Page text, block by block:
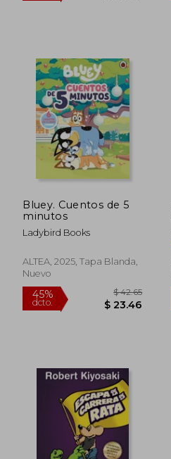
dcto. $ 13.07
Bluey. Cuentos de 5
minutos
Ladybird Books
ALTEA, 2025, Tapa Blanda,
Nuevo